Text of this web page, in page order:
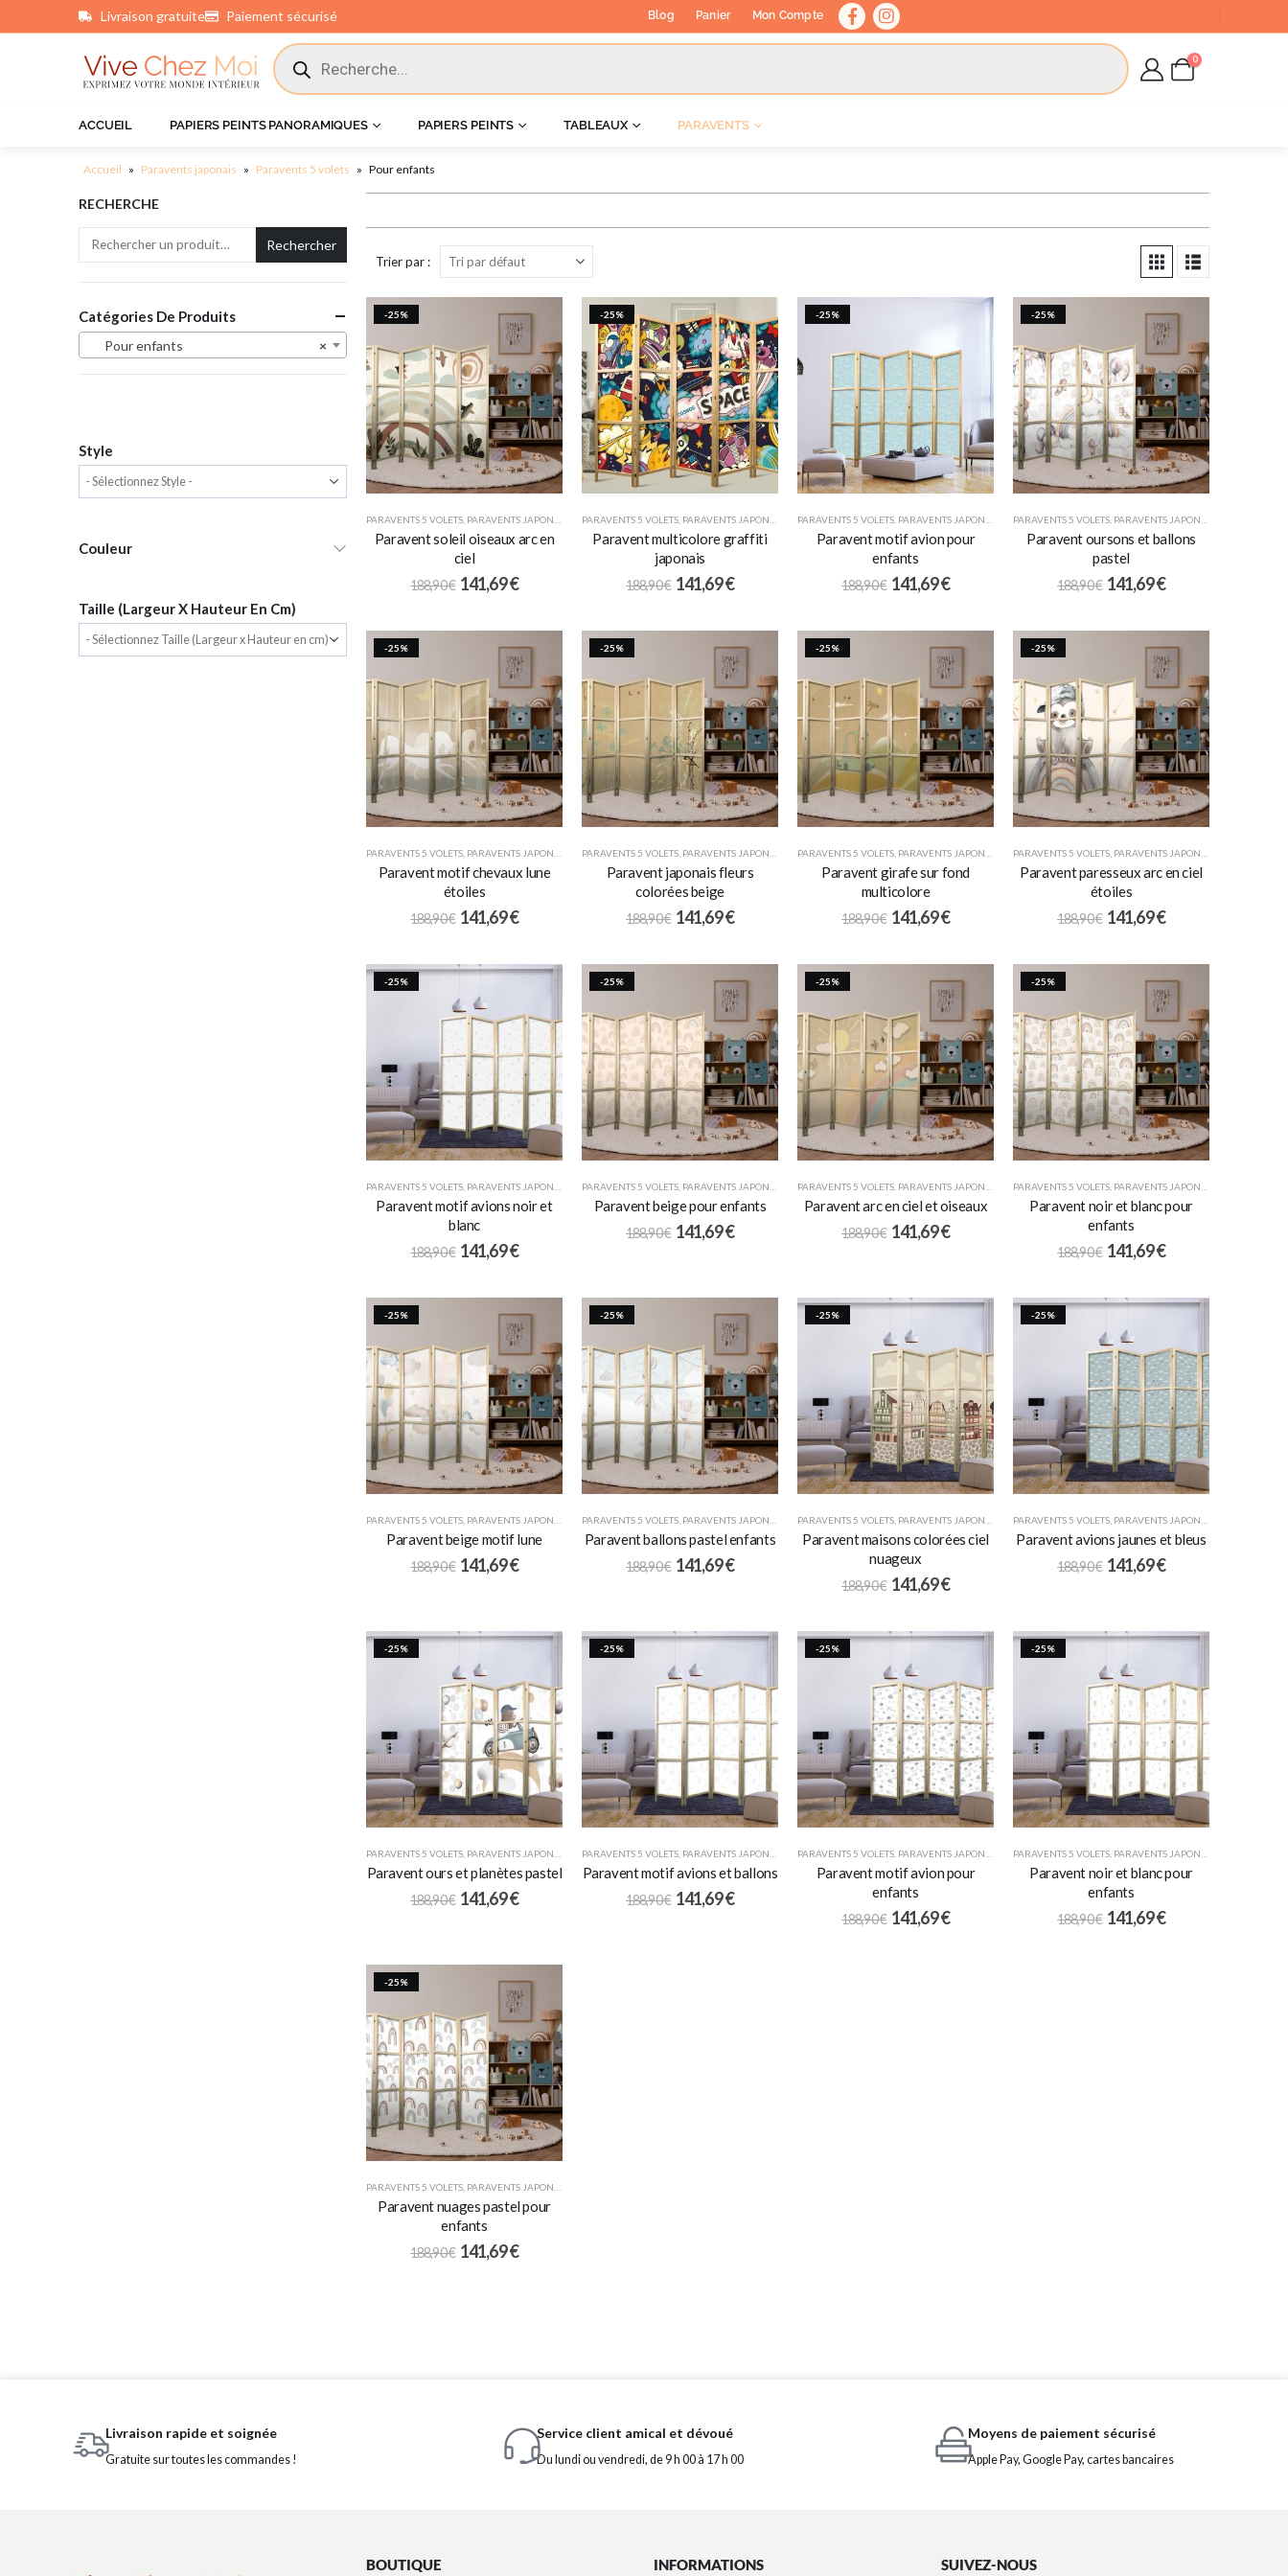
Livraison gratuite Paiement sécurisé Blog Panier Mon Compte
0
ACCUEIL PAPIERS PEINTS PANORAMIQUES PAPIERS PEINTS TABLEAUX PARAVENTS
Accueil » Paravents japonais » Paravents 5 volets » Pour enfants
Trier par :
-25%
PARAVENTS 5 VOLETS PARAVENTS JAPONAIS POUR ENFANTS
Paravent soleil oiseaux arc en
ciel
188,90€ 141,69€
-25%
PARAVENTS 5 VOLETS PARAVENTS JAPONAIS POUR ENFANTS
Paravent multicolore graffiti
japonais
188,90€ 141,69€
-25%
PARAVENTS 5 VOLETS PARAVENTS JAPONAIS POUR ENFANTS
Paravent motif avion pour
enfants
188,90€ 141,69€
-25%
PARAVENTS 5 VOLETS PARAVENTS JAPONAIS
Paravent oursons et ballons
pastel
188,90€ 141,69€
-25%
PARAVENTS 5 VOLETS PARAVENTS JAPONAIS POUR ENFANTS
Paravent motif chevaux lune
étoiles
188,90€ 141,69€
-25%
PARAVENTS 5 VOLETS PARAVENTS JAPONAIS POUR ENFANTS
Paravent japonais fleurs
colorées beige
188,90€ 141,69€
-25%
PARAVENTS 5 VOLETS PARAVENTS JAPONAIS POUR ENFANTS
Paravent girafe sur fond
multicolore
188,90€ 141,69€
-25%
PARAVENTS 5 VOLETS PARAVENTS JAPONAIS
Paravent paresseux arc en ciel
étoiles
188,90€ 141,69€
-25%
PARAVENTS 5 VOLETS PARAVENTS JAPONAIS POUR ENFANTS
Paravent motif avions noir et
blanc
188,90€ 141,69€
-25%
PARAVENTS 5 VOLETS PARAVENTS JAPONAIS POUR ENFANTS
Paravent beige pour enfants
188,90€ 141,69€
-25%
PARAVENTS 5 VOLETS PARAVENTS JAPONAIS POUR ENFANTS
Paravent arc en ciel et oiseaux
188,90€ 141,69€
-25%
PARAVENTS 5 VOLETS PARAVENTS JAPONAIS
Paravent noir et blanc pour
enfants
188,90€ 141,69€
-25%
PARAVENTS 5 VOLETS PARAVENTS JAPONAIS POUR ENFANTS
Paravent beige motif lune
188,90€ 141,69€
-25%
PARAVENTS 5 VOLETS PARAVENTS JAPONAIS POUR ENFANTS
Paravent ballons pastel enfants
188,90€ 141,69€
-25%
PARAVENTS 5 VOLETS PARAVENTS JAPONAIS POUR ENFANTS
Paravent maisons colorées ciel
nuageux
188,90€ 141,69€
-25%
PARAVENTS 5 VOLETS PARAVENTS JAPONAIS
Paravent avions jaunes et bleus
188,90€ 141,69€
-25%
PARAVENTS 5 VOLETS PARAVENTS JAPONAIS POUR ENFANTS
Paravent ours et planètes pastel
188,90€ 141,69€
-25%
PARAVENTS 5 VOLETS PARAVENTS JAPONAIS POUR ENFANTS
Paravent motif avions et ballons
188,90€ 141,69€
-25%
PARAVENTS 5 VOLETS PARAVENTS JAPONAIS POUR ENFANTS
Paravent motif avion pour
enfants
188,90€ 141,69€
-25%
PARAVENTS 5 VOLETS PARAVENTS JAPONAIS
Paravent noir et blanc pour
enfants
188,90€ 141,69€
-25%
PARAVENTS 5 VOLETS PARAVENTS JAPONAIS
Paravent nuages pastel pour
enfants
188,90€ 141,69€
RECHERCHE
Rechercher
Catégories De Produits
×
Pour enfants
Style
Couleur
Taille (Largeur X Hauteur En Cm)
Livraison rapide et soignée
Gratuite sur toutes les commandes !
Service client amical et dévoué
Du lundi ou vendredi, de 9 h 00 à 17 h 00
Moyens de paiement sécurisé
Apple Pay, Google Pay, cartes bancaires
BOUTIQUE INFORMATIONS SUIVEZ-NOUS